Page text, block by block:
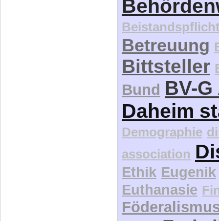
Betreuung
Bittsteller
Bund BV-
Daheim
Demographie
association
Ethik Eugenik
Euthanasie
Wien